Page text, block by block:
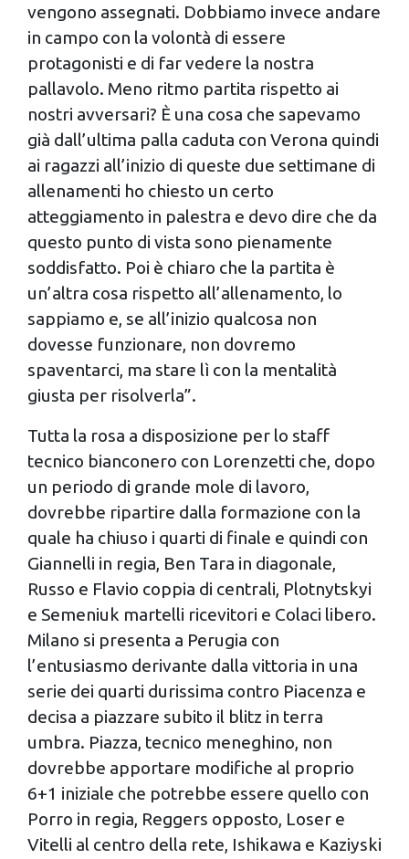
pubblicità e social media, i quali potrebbero combinarle
con altre informazioni che hai fornito loro o che hanno
raccolto dal tuo utilizzo dei loro servizi.
vengono assegnati. Dobbiamo invece andare
in campo con la volontà di essere
protagonisti e di far vedere la nostra
pallavolo. Meno ritmo partita rispetto ai
nostri avversari? È una cosa che sapevamo
già dall’ultima palla caduta con Verona quindi
ai ragazzi all’inizio di queste due settimane di
allenamenti ho chiesto un certo
atteggiamento in palestra e devo dire che da
questo punto di vista sono pienamente
soddisfatto. Poi è chiaro che la partita è
un’altra cosa rispetto all’allenamento, lo
sappiamo e, se all’inizio qualcosa non
dovesse funzionare, non dovremo
spaventarci, ma stare lì con la mentalità
giusta per risolverla”.
Tutta la rosa a disposizione per lo staff
tecnico bianconero con Lorenzetti che, dopo
un periodo di grande mole di lavoro,
dovrebbe ripartire dalla formazione con la
quale ha chiuso i quarti di finale e quindi con
Giannelli in regia, Ben Tara in diagonale,
Russo e Flavio coppia di centrali, Plotnytskyi
e Semeniuk martelli ricevitori e Colaci libero.
Milano si presenta a Perugia con
l’entusiasmo derivante dalla vittoria in una
serie dei quarti durissima contro Piacenza e
decisa a piazzare subito il blitz in terra
umbra. Piazza, tecnico meneghino, non
dovrebbe apportare modifiche al proprio
6+1 iniziale che potrebbe essere quello con
Porro in regia, Reggers opposto, Loser e
Vitelli al centro della rete, Ishikawa e Kaziyski